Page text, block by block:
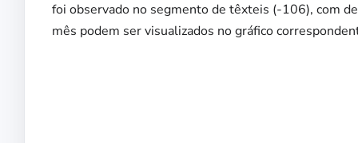
foi observado no segmento de têxteis (-106), com
mês podem ser visualizados no gráfico